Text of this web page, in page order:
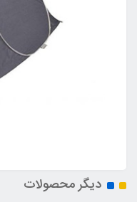
دیگر محصولات